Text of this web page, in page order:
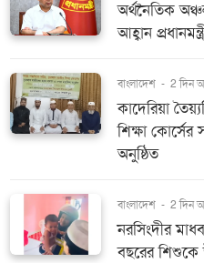
অর্থনৈতিক
আহ্বান
বাংলাদেশ - 2 দিন
কাদেরিয়া
শিক্ষা
অনুষ্ঠিত
বাংলাদেশ - 2 দিন
নরসিংদীর
বছরের শিশুকে